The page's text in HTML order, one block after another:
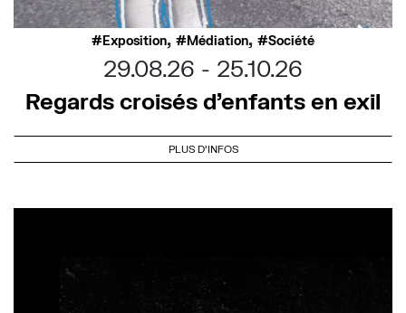
Exposition, Médiation, Société
29.08.26
25.10.26
Regards croisés d’enfants en exil
PLUS D'INFOS